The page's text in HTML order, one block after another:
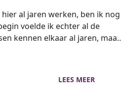
al jaren werken, ben ik nog
voelde ik echter al de
kennen elkaar al jaren, maar
die we elke dag met zorg
LEES MEER